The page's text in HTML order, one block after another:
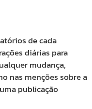
de cada
diárias para
mudança,
nas menções sobre a
publicação